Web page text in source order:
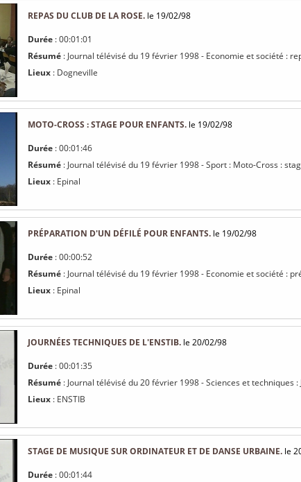
REPAS DU CLUB DE LA ROSE. le 19/02/98
Durée : 00:01:01
Résumé : Journal télévisé du 19 février 1998 - Economie et société :
Lieux : Dogneville
MOTO-CROSS : STAGE POUR ENFANTS. le 19/02/98
Durée : 00:01:46
Résumé : Journal télévisé du 19 février 1998 - Sport : Moto-Cross :
Lieux : Epinal
PRÉPARATION D'UN DÉFILÉ POUR ENFANTS. le 19/02/98
Durée : 00:00:52
Résumé : Journal télévisé du 19 février 1998 - Economie et société :
Lieux : Epinal
JOURNÉES TECHNIQUES DE L'ENSTIB. le 20/02/98
Durée : 00:01:35
Résumé : Journal télévisé du 20 février 1998 - Sciences et techniques
Lieux : ENSTIB
STAGE DE MUSIQUE SUR ORDINATEUR ET DE DANSE URBAINE. le
Durée : 00:01:44